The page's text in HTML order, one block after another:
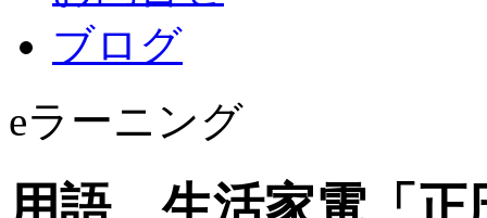
ブログ
eラーニング